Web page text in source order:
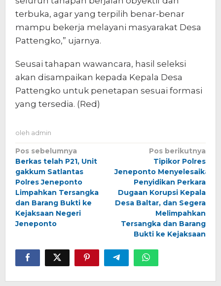
terbuka, agar yang terpilih benar-benar
mampu bekerja melayani masyarakat Desa
Pattengko,” ujarnya.
Seusai tahapan wawancara, hasil seleksi
akan disampaikan kepada Kepala Desa
Pattengko untuk penetapan sesuai formasi
yang tersedia. (Red)
oleh admin
Navigasi
pos
Pos sebelumnya
Berkas telah P21, Unit
gakkum Satlantas
Polres Jeneponto
Limpahkan Tersangka
dan Barang Bukti ke
Kejaksaan Negeri
Jeneponto
Pos berikutnya
Tipikor Polres
Jeneponto Menyelesaikan
Penyidikan Perkara
Dugaan Korupsi Kepala
Desa Baltar, dan Segera
Melimpahkan
Tersangka dan Barang
Bukti ke Kejaksaan